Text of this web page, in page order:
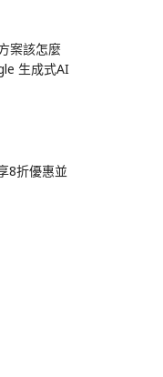
案該怎麼
生成式AI
8折優惠並